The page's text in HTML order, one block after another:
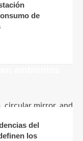
de
del
los